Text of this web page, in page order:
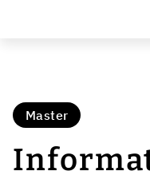
Master